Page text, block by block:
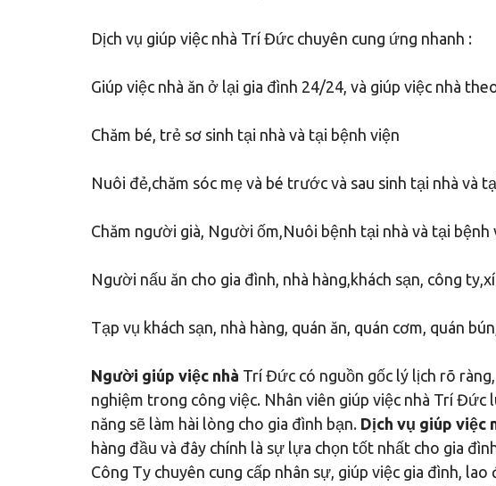
Dịch vụ giúp việc nhà Trí Đức chuyên cung ứng nhanh :
Giúp việc nhà ăn ở lại gia đình 24/24, và giúp việc nhà
Chăm bé, trẻ sơ sinh tại nhà và tại bệnh viện
Nuôi đẻ,chăm sóc mẹ và bé trước và sau sinh tại nhà và
Chăm người già, Người ốm,Nuôi bệnh tại nhà và tại bệnh
Người nấu ăn cho gia đình, nhà hàng,khách sạn, công
Tạp vụ khách sạn, nhà hàng, quán ăn, quán cơm, quán
Người giúp việc nhà Trí Đức có nguồn gốc lý lịch rõ
nghiệm trong công việc. Nhân viên giúp việc nhà Trí
năng sẽ làm hài lòng cho gia đình bạn. Dịch vụ giúp việc
hàng đầu và đây chính là sự lựa chọn tốt nhất cho gia
Công Ty chuyên cung cấp nhân sự, giúp việc gia đình,